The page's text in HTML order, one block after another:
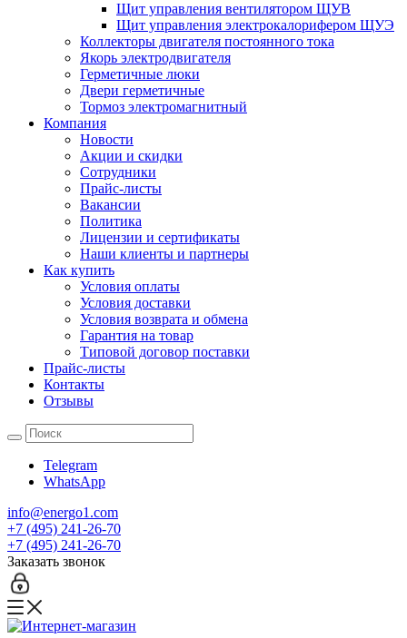
Щит управления вентилятором ЩУВ
Щит управления электрокалорифером ЩУЭ
Коллекторы двигателя постоянного тока
Якорь электродвигателя
Герметичные люки
Двери герметичные
Тормоз электромагнитный
Компания
Новости
Акции и скидки
Сотрудники
Прайс-листы
Вакансии
Политика
Лицензии и сертификаты
Наши клиенты и партнеры
Как купить
Условия оплаты
Условия доставки
Условия возврата и обмена
Гарантия на товар
Типовой договор поставки
Прайс-листы
Контакты
Отзывы
Telegram
WhatsApp
info@energo1.com
+7 (495) 241-26-70
+7 (495) 241-26-70
Заказать звонок